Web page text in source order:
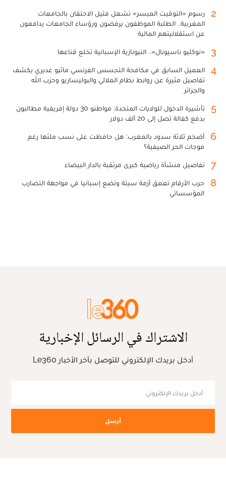
2
رسوم «التوقيت الميسر» تشعل فتيل الاحتقان بالجامعات
المغربية.. الطلبة الموظفون يرفضون ورؤساء الجامعات يدافعون
عن استقلاليتهم المالية
3 «نوكليو ناسيونال».. النيونازية الإسبانية تخلع قناعها
4
العميل السابق في مكافحة التجسس الفرنسي ماثيو غديري يكشف
تفاصيل مثيرة عن روابط نظام الملالي والبوليساريو وحزب الله
والجزائر
5
تأشيرة الدخول للولايات المتحدة: مواطنو 30 دولة إفريقية مطالبون
بدفع كفالة تصل إلى 20 ألف دولار
6
أضخم ثلاثة سدود بالمغرب: هل حافظت على نسب ملئها رغم
موجات الحر الصيفية؟
7 تفاصيل منشأة رياضية كبرى مرتقبة بالدار البيضاء
8
حرب الأرقام تعمق أزمة سبتة وتضع إسبانيا في مواجهة التضارب
المؤسساتي
الاشتراك في الرسائل الإخبارية
أدخل بريدك الإلكتروني للتوصل بآخر الأخبار Le360
أرسل